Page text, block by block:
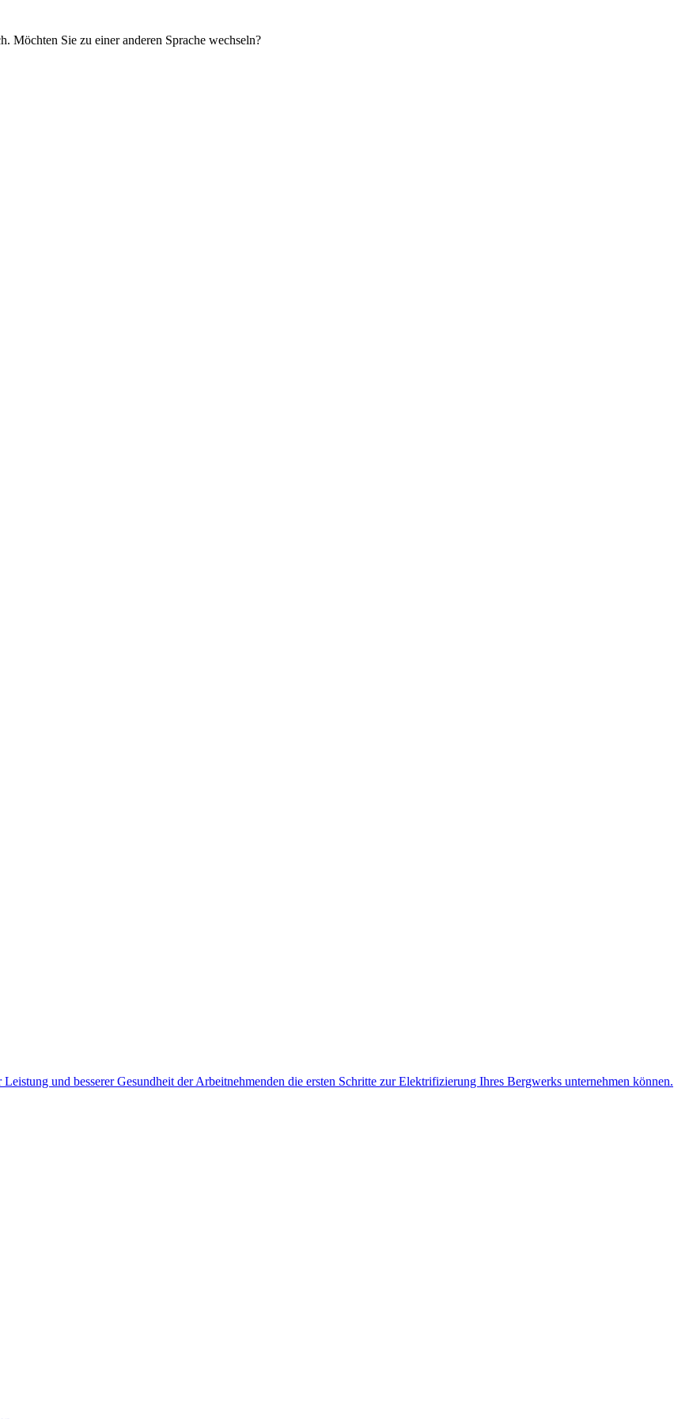
Möchten Sie zu einer anderen Sprache wechseln?
und besserer Gesundheit der Arbeitnehmenden die ersten Schritte zur Elektrifizierung Ihres Bergwerks unternehmen können.